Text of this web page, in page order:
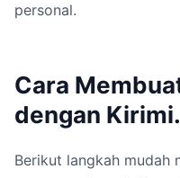
personal.
Cara
dengan
Berikut langkah mudah